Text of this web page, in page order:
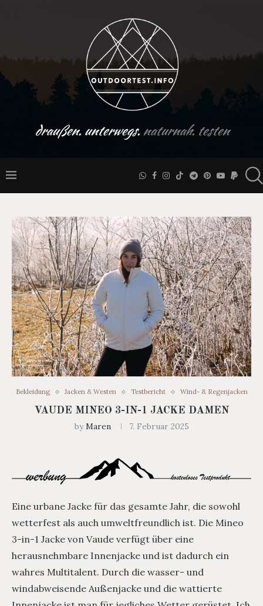
draußen. unterwegs.naturnah. testen
Bekleidung Jacken & Westen Testbericht Wind- & Regenjacken
VAUDE MINEO 3-IN-1 JACKE DAMEN
byMaren 7. Februar 2025
Eine urbane Jacke für das gesamte Jahr, die sowohl
wetterfest als auch umweltfreundlich ist. Die Mineo
3-in-1 Jacke von Vaude verfügt über eine
herausnehmbare Innenjacke und ist dadurch ein
wahres Multitalent. Durch die wasser- und
windabweisende Außenjacke und die wattierte